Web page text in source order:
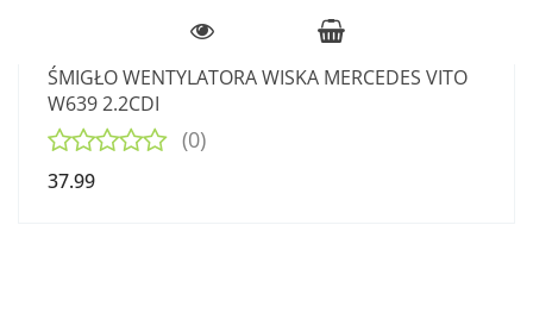
ŚMIGŁO WENTYLATORA WISKA MERCEDES VITO
W639 2.2CDI
(0)
37.99